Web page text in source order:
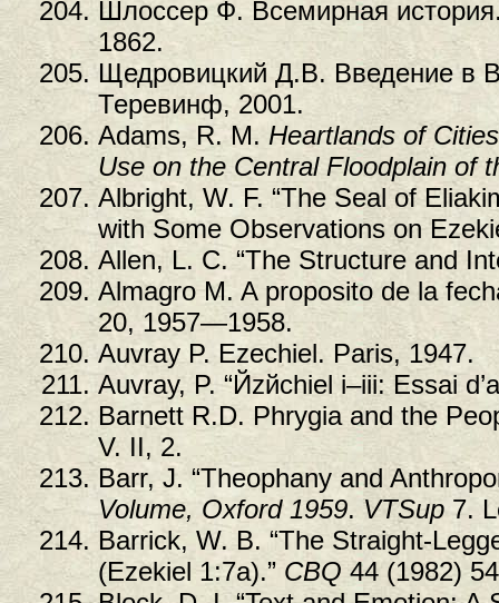
Шлоссер Ф. Всемирная
1862.
Щедровицкий Д.В. Введение в
Теревинф, 2001.
Adams, R. M. Heartlands of
Use on the Central Floodplain of
Albright, W. F. “The Seal of
with Some Observations on
Allen, L. C. “The Structure and
Almagro M. A proposito de la
20, 1957—1958.
Auvray P. Ezechiel. Paris, 1947.
Auvray, P. “Йzйchiel i–iii: Essai
Barnett R.D. Phrygia and the
V. II, 2.
Barr, J. “Theophany and
Volume, Oxford 1959. VTSup 7.
Barrick, W. B. “The Straight-
(Ezekiel 1:7a).” CBQ 44 (1982)